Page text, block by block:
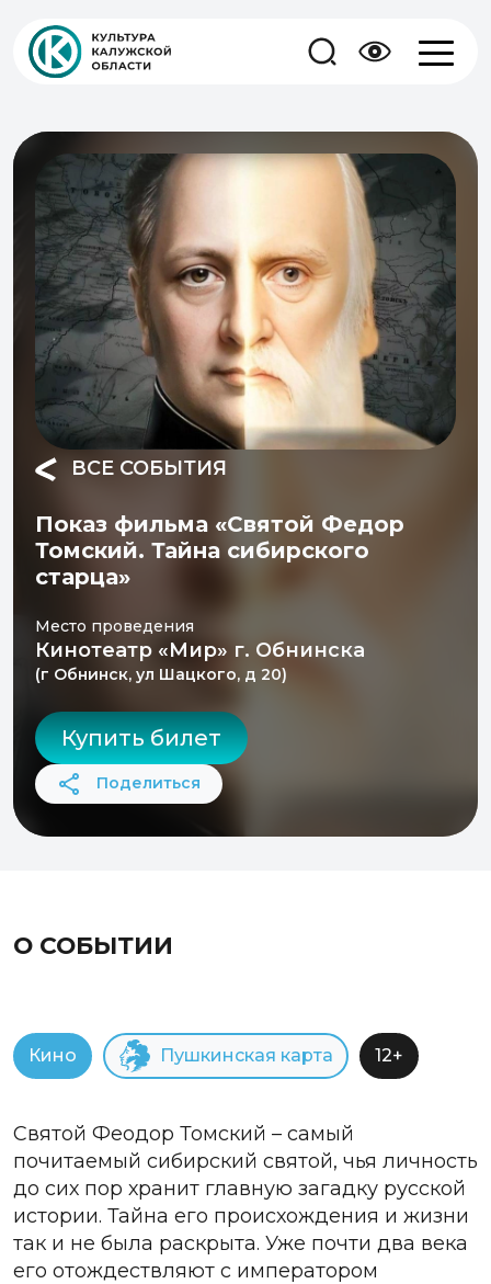
ВСЕ СОБЫТИЯ
Показ фильма «Святой Федор
Томский. Тайна сибирского
старца»
Место проведения
Кинотеатр «Мир» г. Обнинска
(г Обнинск, ул Шацкого, д 20)
Купить билет
Поделиться
О СОБЫТИИ
Кино Пушкинская карта 12+
Святой Феодор Томский – самый
почитаемый сибирский святой, чья личность
до сих пор хранит главную загадку русской
истории. Тайна его происхождения и жизни
так и не была раскрыта. Уже почти два века
его отождествляют с императором